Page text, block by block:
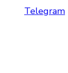
Telegram